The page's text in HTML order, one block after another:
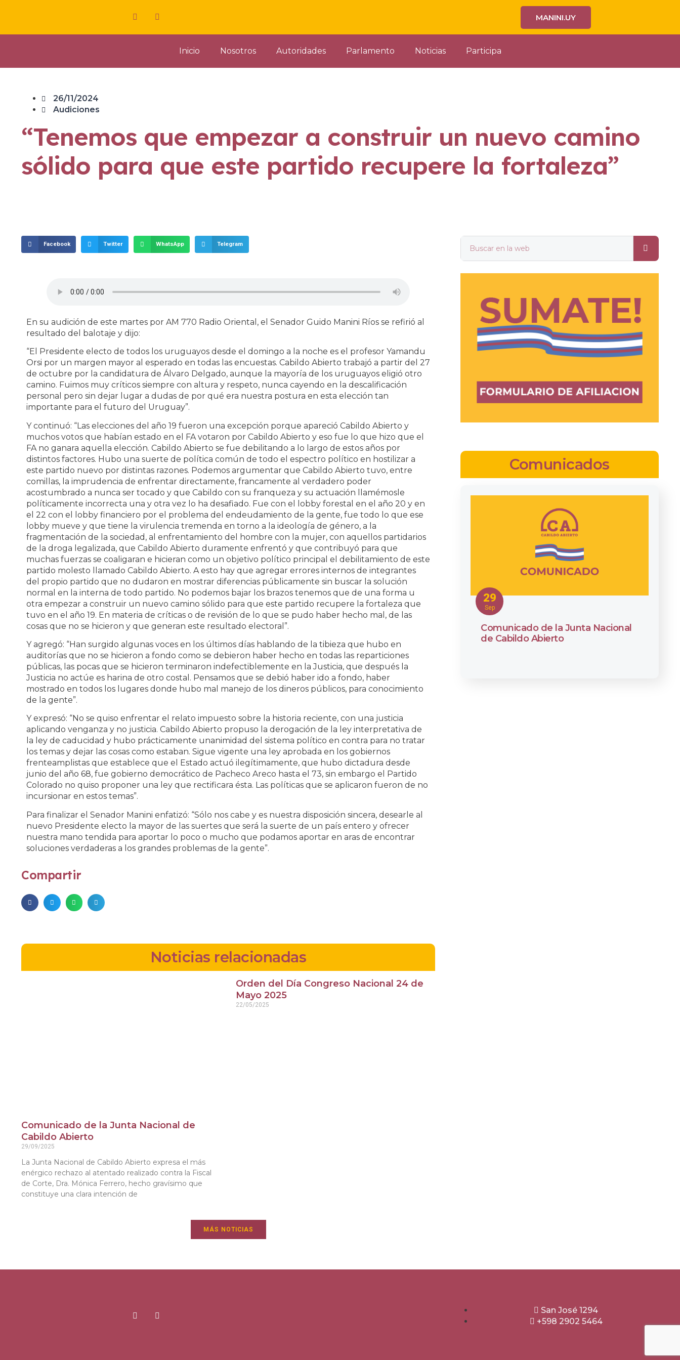
MANINI.UY
Inicio Nosotros Autoridades Parlamento Noticias Participa
26/11/2024
Audiciones
“Tenemos que empezar a construir un nuevo camino
sólido para que este partido recupere la fortaleza”
Facebook Twitter WhatsApp Telegram
En su audición de este martes por AM 770 Radio Oriental, el Senador Guido Manini Ríos se refirió al
resultado del balotaje y dijo:
“El Presidente electo de todos los uruguayos desde el domingo a la noche es el profesor Yamandu
Orsi por un margen mayor al esperado en todas las encuestas. Cabildo Abierto trabajó a partir del 27
de octubre por la candidatura de Álvaro Delgado, aunque la mayoría de los uruguayos eligió otro
camino. Fuimos muy críticos siempre con altura y respeto, nunca cayendo en la descalificación
personal pero sin dejar lugar a dudas de por qué era nuestra postura en esta elección tan
importante para el futuro del Uruguay”.
Y continuó: “Las elecciones del año 19 fueron una excepción porque apareció Cabildo Abierto y
muchos votos que habían estado en el FA votaron por Cabildo Abierto y eso fue lo que hizo que el
FA no ganara aquella elección. Cabildo Abierto se fue debilitando a lo largo de estos años por
distintos factores. Hubo una suerte de política común de todo el espectro político en hostilizar a
este partido nuevo por distintas razones. Podemos argumentar que Cabildo Abierto tuvo, entre
comillas, la imprudencia de enfrentar directamente, francamente al verdadero poder
acostumbrado a nunca ser tocado y que Cabildo con su franqueza y su actuación llamémosle
políticamente incorrecta una y otra vez lo ha desafiado. Fue con el lobby forestal en el año 20 y en
el 22 con el lobby financiero por el problema del endeudamiento de la gente, fue todo lo que ese
lobby mueve y que tiene la virulencia tremenda en torno a la ideología de género, a la
fragmentación de la sociedad, al enfrentamiento del hombre con la mujer, con aquellos partidarios
de la droga legalizada, que Cabildo Abierto duramente enfrentó y que contribuyó para que
muchas fuerzas se coaligaran e hicieran como un objetivo político principal el debilitamiento de este
partido molesto llamado Cabildo Abierto. A esto hay que agregar errores internos de integrantes
del propio partido que no dudaron en mostrar diferencias públicamente sin buscar la solución
normal en la interna de todo partido. No podemos bajar los brazos tenemos que de una forma u
otra empezar a construir un nuevo camino sólido para que este partido recupere la fortaleza que
tuvo en el año 19. En materia de críticas o de revisión de lo que se pudo haber hecho mal, de las
cosas que no se hicieron y que generan este resultado electoral”.
Y agregó: “Han surgido algunas voces en los últimos días hablando de la tibieza que hubo en
auditorías que no se hicieron a fondo como se debieron haber hecho en todas las reparticiones
públicas, las pocas que se hicieron terminaron indefectiblemente en la Justicia, que después la
Justicia no actúe es harina de otro costal. Pensamos que se debió haber ido a fondo, haber
mostrado en todos los lugares donde hubo mal manejo de los dineros públicos, para conocimiento
de la gente”.
Y expresó: “No se quiso enfrentar el relato impuesto sobre la historia reciente, con una justicia
aplicando venganza y no justicia. Cabildo Abierto propuso la derogación de la ley interpretativa de
la ley de caducidad y hubo prácticamente unanimidad del sistema político en contra para no tratar
los temas y dejar las cosas como estaban. Sigue vigente una ley aprobada en los gobiernos
frenteamplistas que establece que el Estado actuó ilegítimamente, que hubo dictadura desde
junio del año 68, fue gobierno democrático de Pacheco Areco hasta el 73, sin embargo el Partido
Colorado no quiso proponer una ley que rectificara ésta. Las políticas que se aplicaron fueron de no
incursionar en estos temas”.
Para finalizar el Senador Manini enfatizó: “Sólo nos cabe y es nuestra disposición sincera, desearle al
nuevo Presidente electo la mayor de las suertes que será la suerte de un país entero y ofrecer
nuestra mano tendida para aportar lo poco o mucho que podamos aportar en aras de encontrar
soluciones verdaderas a los grandes problemas de la gente”.
Compartir
Noticias relacionadas
Comunicado de la Junta Nacional de
Cabildo Abierto
29/09/2025
La Junta Nacional de Cabildo Abierto expresa el más
enérgico rechazo al atentado realizado contra la Fiscal
de Corte, Dra. Mónica Ferrero, hecho gravísimo que
constituye una clara intención de
Orden del Día Congreso Nacional 24 de
Mayo 2025
22/05/2025
MÁS NOTICIAS
Comunicados
29
Sep
Comunicado de la Junta Nacional
de Cabildo Abierto
San José 1294
+598 2902 5464